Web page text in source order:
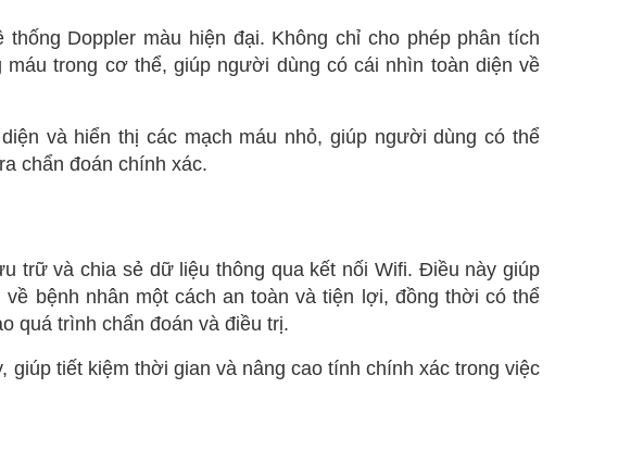
Doppler màu hiện đại. Không chỉ cho phép phân tích
trong cơ thể, giúp người dùng có cái nhìn toàn diện về
và hiển thị các mạch máu nhỏ, giúp người dùng có thể
chẩn đoán chính xác.
trữ và chia sẻ dữ liệu thông qua kết nối Wifi. Điều này giúp
bệnh nhân một cách an toàn và tiện lợi, đồng thời có thể
quá trình chẩn đoán và điều trị.
tiết kiệm thời gian và nâng cao tính chính xác trong việc